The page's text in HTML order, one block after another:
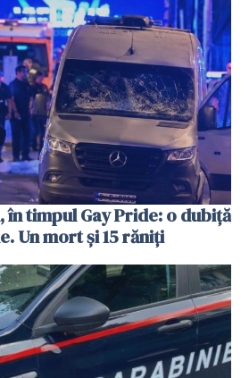
în timpul Gay Pride: o dubiță
Un mort și 15 răniți